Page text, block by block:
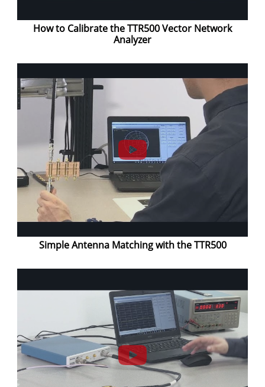
How to Calibrate the TTR500 Vector Network
Analyzer
Simple Antenna Matching with the TTR500